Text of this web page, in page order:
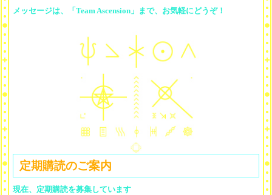
メッセージは、「Team Ascension」まで、お気軽にどうぞ！
定期購読のご案内
現在、定期購読を募集しています